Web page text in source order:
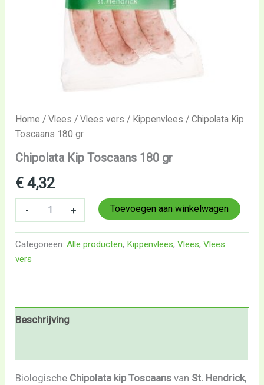
Home /Vlees /Vlees vers / Kippenvlees / Chipolata Kip
Toscaans 180 gr
Chipolata Kip Toscaans 180 gr
€ 4,32
- + Toevoegen aan winkelwagen
Categorieën:Alle producten, Kippenvlees,Vlees,Vlees
vers
Beschrijving
Biologische Chipolata kip Toscaans van St. Hendrick,